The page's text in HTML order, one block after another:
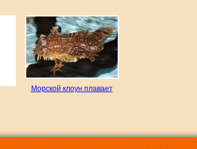
Морской клоун плавает